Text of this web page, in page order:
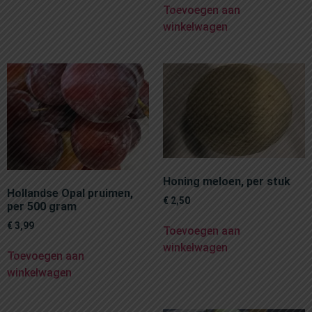
Toevoegen aan
winkelwagen
Hollandse Opal pruimen,
per 500 gram
€ 3,99
Toevoegen aan
winkelwagen
Honing meloen, per stuk
€ 2,50
Toevoegen aan
winkelwagen